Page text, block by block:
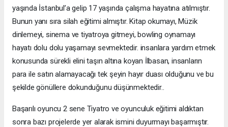
yaşında İstanbul’a gelip 17 yaşında çalışma hayatına atılmıştır.
Bunun yanı sıra silah eğitimi almıştır. Kitap okumayı, Müzik
dinlemeyi, sinema ve tiyatroya gitmeyi, bowling oynamayı
hayatı dolu dolu yaşamayı sevmektedir. insanlara yardım etmek
konusunda sürekli elini taşın altına koyan İlbasan, insanların
para ile satın alamayacağı tek şeyin hayır duası olduğunu ve bu
şekilde gönüllere dokunduğunu düşünmektedir..
Başarılı oyuncu 2 sene Tiyatro ve oyunculuk eğitimi aldıktan
sonra bazı projelerde yer alarak ismini duyurmayı başarmıştır.